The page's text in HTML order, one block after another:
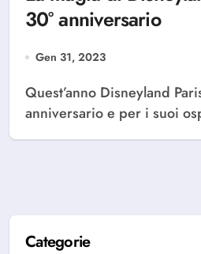
30° anniversario
Gen 31, 2023
Quest’anno Disneyland Paris celebra il suo 30°
anniversario e per i suoi
Categorie